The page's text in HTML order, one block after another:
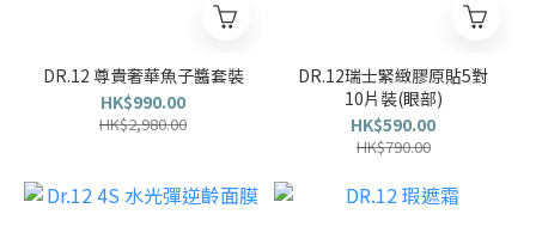
DR.12 尊貴奢華魚子醬套裝
HK$990.00
HK$2,980.00
DR.12瑞士緊緻膠原貼5對
10片裝(眼部)
HK$590.00
HK$790.00